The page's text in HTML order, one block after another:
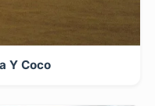
Y Coco